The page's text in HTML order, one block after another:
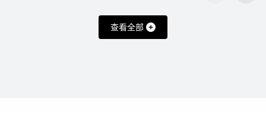
查看全部
MateBook D 系列